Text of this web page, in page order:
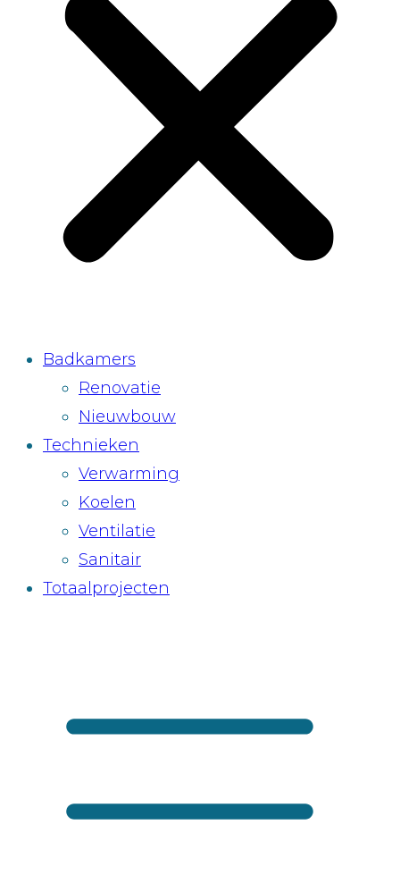
Badkamers
Renovatie
Nieuwbouw
Technieken
Verwarming
Koelen
Ventilatie
Sanitair
Totaalprojecten